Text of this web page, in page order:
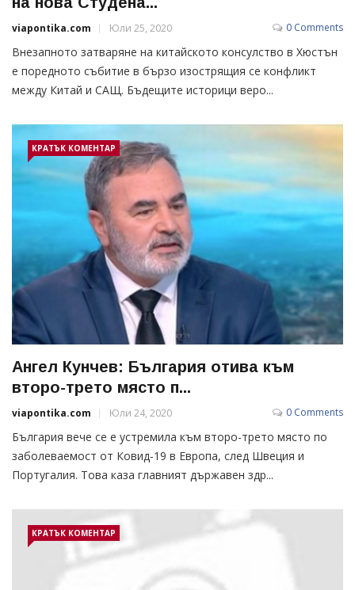
viapontika.com Юли 25, 2020 0 Comments
Внезапното затваряне на китайското консулство в Хюстън
е поредното събитие в бързо изострящия се конфликт
между Китай и САЩ. Бъдещите историци веро...
КРАТЪК КОМЕНТАР
Ангел Кунчев: България отива към
второ-трето място п...
viapontika.com Юли 24, 2020 0 Comments
България вече се е устремила към второ-трето място по
заболеваемост от Ковид-19 в Европа, след Швеция и
Португалия. Това каза главният държавен здр...
КРАТЪК КОМЕНТАР